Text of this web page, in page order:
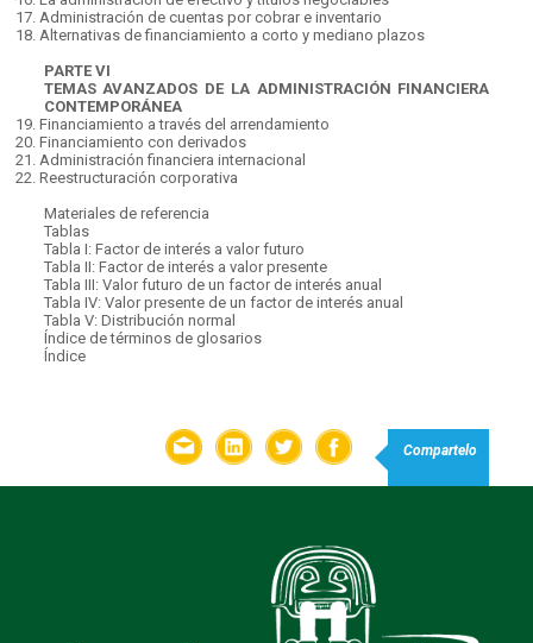
17. Administración de cuentas por cobrar e inventario
18. Alternativas de financiamiento a corto y mediano plazos
PARTE VI
TEMAS AVANZADOS DE LA ADMINISTRACIÓN FINANCIERA
CONTEMPORÁNEA
19. Financiamiento a través del arrendamiento
20. Financiamiento con derivados
21. Administración financiera internacional
22. Reestructuración corporativa
Materiales de referencia
Tablas
Tabla I: Factor de interés a valor futuro
Tabla II: Factor de interés a valor presente
Tabla III: Valor futuro de un factor de interés anual
Tabla IV: Valor presente de un factor de interés anual
Tabla V: Distribución normal
Índice de términos de glosarios
Índice
Compartelo